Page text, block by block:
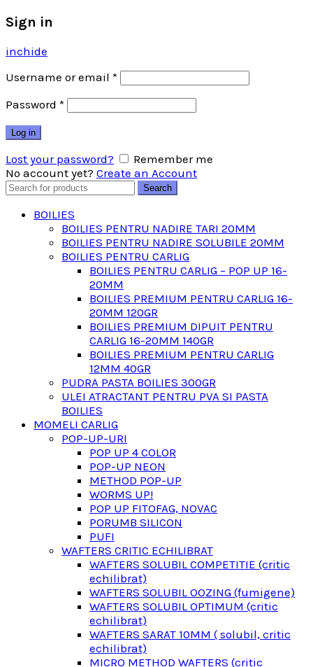
Sign in
inchide
Username or email *
Password *
Log in
Lost your password?
Remember me
No account yet? Create an Account
Search
Search
BOILIES
BOILIES PENTRU NADIRE TARI 20MM
BOILIES PENTRU NADIRE SOLUBILE 20MM
BOILIES PENTRU CARLIG
BOILIES PENTRU CARLIG – POP UP 16-
20MM
BOILIES PREMIUM PENTRU CARLIG 16-
20MM 120GR
BOILIES PREMIUM DIPUIT PENTRU
CARLIG 16-20MM 140GR
BOILIES PREMIUM PENTRU CARLIG
12MM 40GR
PUDRA PASTA BOILIES 300GR
ULEI ATRACTANT PENTRU PVA SI PASTA
BOILIES
MOMELI CARLIG
POP-UP-URI
POP UP 4 COLOR
POP-UP NEON
METHOD POP-UP
WORMS UP!
POP UP FITOFAG, NOVAC
PORUMB SILICON
PUFI
WAFTERS CRITIC ECHILIBRAT
WAFTERS SOLUBIL COMPETITIE (critic
echilibrat)
WAFTERS SOLUBIL OOZING (fumigene)
WAFTERS SOLUBIL OPTIMUM (critic
echilibrat)
WAFTERS SARAT 10MM ( solubil, critic
echilibrat)
MICRO METHOD WAFTERS (critic